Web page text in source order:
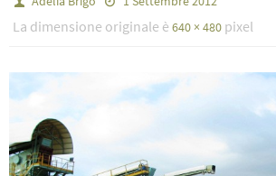
La dimensione originale è 640 × 480 pixel